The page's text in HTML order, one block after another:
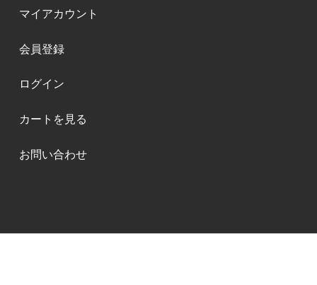
マイアカウント
会員登録
ログイン
カートを見る
お問い合わせ